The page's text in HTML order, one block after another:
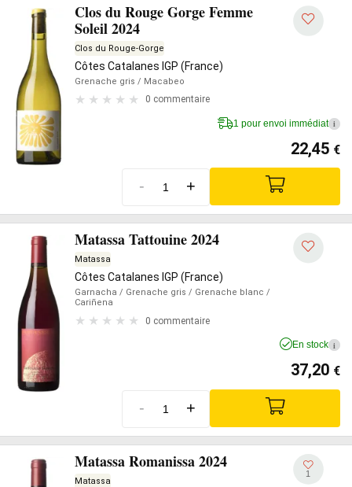
Clos du Rouge Gorge Femme
Soleil 2024
Clos du Rouge-Gorge
Côtes Catalanes IGP (France)
Grenache gris / Macabeo
0 commentaire
1 pour envoi immédiat i
22,45 €
- +
Matassa Tattouine 2024
Matassa
Côtes Catalanes IGP (France)
Garnacha / Grenache gris / Grenache blanc /
Cariñena
0 commentaire
En stock i
37,20 €
- +
Matassa Romanissa 2024
Matassa
1